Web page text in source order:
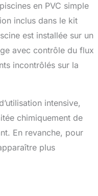
en PVC simple
inclus dans le kit
est installée sur un
avec contrôle du flux
incontrôlés sur la
intensive,
chimiquement de
En revanche, pour
plus